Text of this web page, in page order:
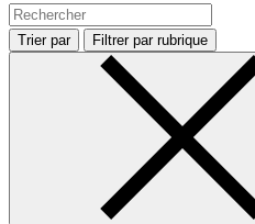
Trier par Filtrer par rubrique